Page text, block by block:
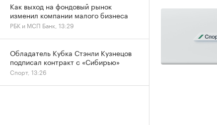
Как выход на фондовый рынок
изменил компании малого бизнеса
РБК и МСП Банк, 13:29
Обладатель Кубка Стэнли Кузнецов
подписал контракт с «Сибирью»
Спорт, 13:26